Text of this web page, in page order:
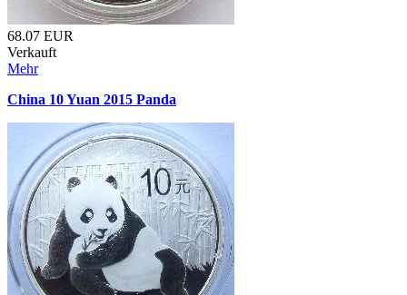
68.07 EUR
Verkauft
Mehr
China 10 Yuan 2015 Panda